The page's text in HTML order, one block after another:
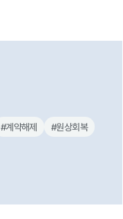
#계약해제 #원상회복